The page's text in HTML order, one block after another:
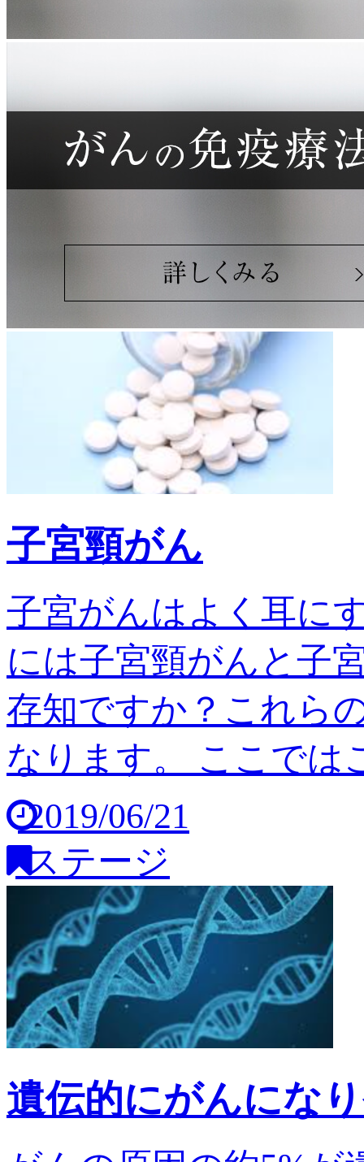
子宮頸がん
子宮がんはよく耳に
には子宮頸がんと子
存知ですか？これら
なります。 ここでは
2019/06/21
ステージ
遺伝的にがんにな